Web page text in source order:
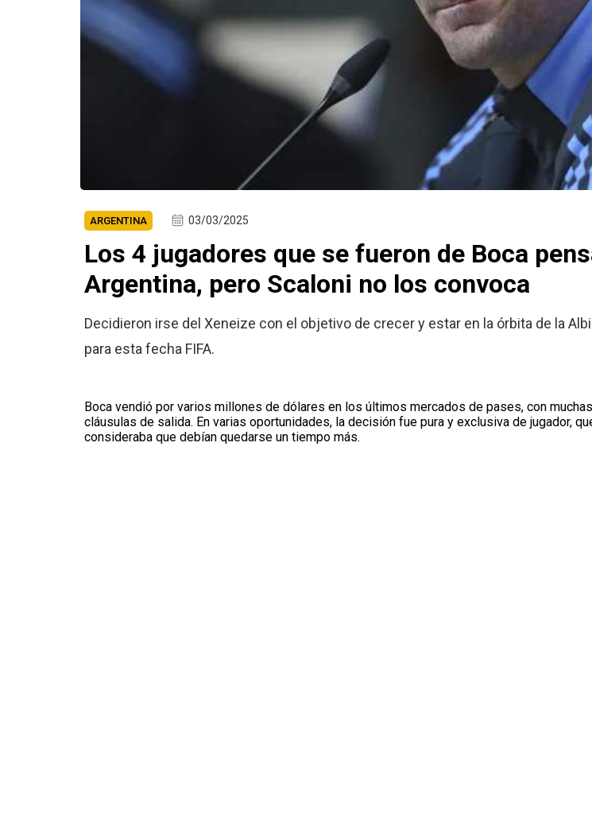
ARGENTINA 03/03/2025
Los 4 jugadores que se fueron de Boca
Argentina, pero Scaloni no los convoca
Decidieron irse del Xeneize con el objetivo de crecer y estar en la órbita de la
para esta fecha FIFA.
Boca vendió por varios millones de dólares en los últimos mercados de pases, con
cláusulas de salida. En varias oportunidades, la decisión fue pura y exclusiva de jugador,
consideraba que debían quedarse un tiempo más.